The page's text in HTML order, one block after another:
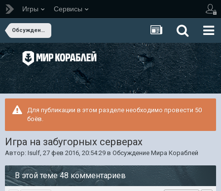
Игры Сервисы
Обсуждение Мира Кораблей
Для публикации в этом разделе необходимо провести 50
боёв.
Игра на забугорных серверах
Автор: Isulf, 27 фев 2016, 20:54:29 в Обсуждение Мира Кораблей
В этой теме 48 комментариев